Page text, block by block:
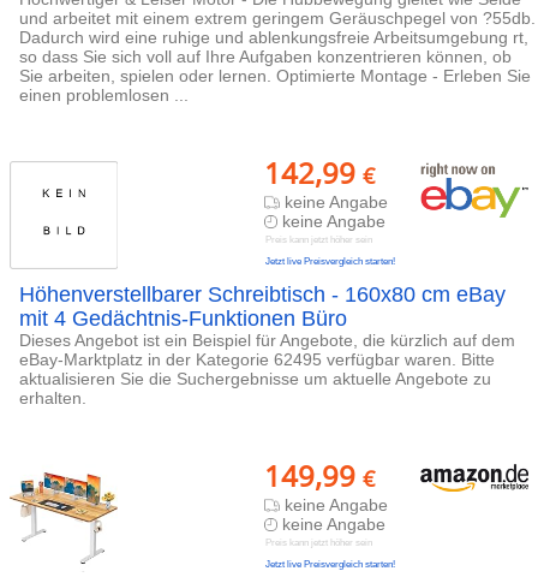
und arbeitet mit einem extrem geringem Geräuschpegel von ?55db.
Dadurch wird eine ruhige und ablenkungsfreie Arbeitsumgebung rt,
so dass Sie sich voll auf Ihre Aufgaben konzentrieren können, ob
Sie arbeiten, spielen oder lernen. Optimierte Montage - Erleben Sie
einen problemlosen ...
142,99 €
keine Angabe
keine Angabe
Preis kann jetzt höher sein
Jetzt live Preisvergleich starten!
Höhenverstellbarer Schreibtisch - 160x80 cm eBay
mit 4 Gedächtnis-Funktionen Büro
Dieses Angebot ist ein Beispiel für Angebote, die kürzlich auf dem
eBay-Marktplatz in der Kategorie 62495 verfügbar waren. Bitte
aktualisieren Sie die Suchergebnisse um aktuelle Angebote zu
erhalten.
149,99 €
keine Angabe
keine Angabe
Preis kann jetzt höher sein
Jetzt live Preisvergleich starten!